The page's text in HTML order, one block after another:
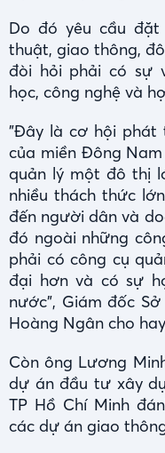
Do đó yêu cầu
thuật, giao thông,
đòi hỏi phải có sự
học, công nghệ và
"Đây là cơ hội phát
của miền Đông
quản lý một đô thị
nhiều thách thức
đến người dân và
đó ngoài những
phải có công cụ
đại hơn và có sự
nước", Giám đốc
Hoàng Ngân cho
Còn ông Lương
dự án đầu tư xây
TP Hồ Chí Minh
các dự án giao